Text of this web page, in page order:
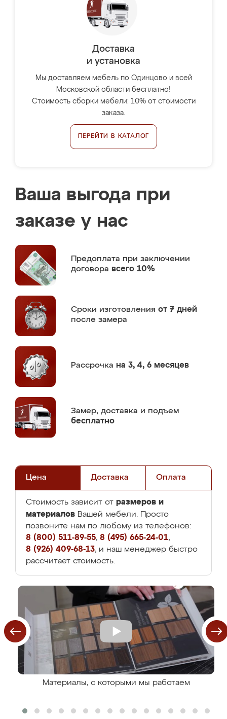
Доставка
и установка
Мы доставляем мебель по Одинцово и всей
Московской области бесплатно!
Стоимость сборки мебели: 10% от стоимости
заказа.
ПЕРЕЙТИ В КАТАЛОГ
Ваша выгода при
заказе у нас
Предоплата при заключении
договора всего 10%
Сроки изготовления от 7 дней
после замера
Рассрочка на 3, 4, 6 месяцев
Замер, доставка и подъем
бесплатно
Цена Доставка Оплата
Стоимость зависит от размеров и
материалов Вашей мебели. Просто
позвоните нам по любому из телефонов:
8 (800) 511-89-55, 8 (495) 665-24-01,
8 (926) 409-68-13, и наш менеджер быстро
рассчитает стоимость.
Материалы, с которыми мы работаем